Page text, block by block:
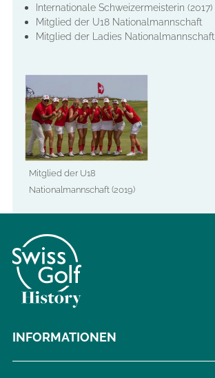
Internationale Schweizermeisterin (2017)
Mitglied der U18 Nationalmannschaft
Mitglied der Ladies Nationalmannschaft
Mitglied der U18
Nationalmannschaft (2019)
INFORMATIONEN